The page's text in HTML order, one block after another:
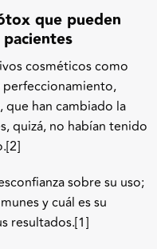
que pueden
cosméticos como
han cambiado la
quizá, no habían tenido
[2]
sobre su uso;
y cuál es su
resultados.[1]